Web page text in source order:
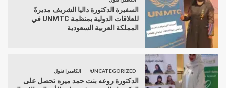
السفيرة الدكتورة داليا الشريف مديرةً
للعلاقات الدولية بمنظمة UNMTC في
المملكة العربية السعودية
UNCATEGORIZED الكاميرا تقول
الدكتورة روعه بنت حمد ميره تحصل على